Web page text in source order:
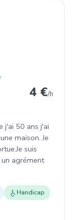
4 €/h
j'ai 50 ans j'ai
maison. Je
suis
agrément
Handicap